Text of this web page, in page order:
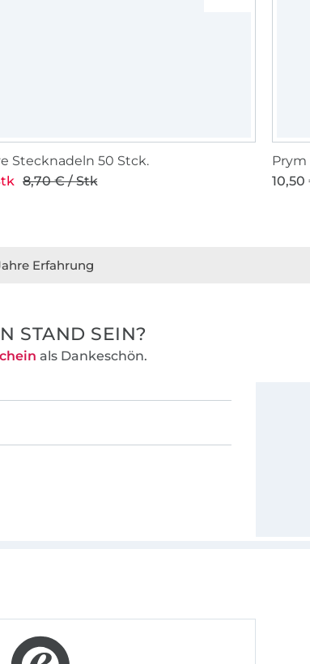
Stecknadeln 50 Stck.
8,70 € / Stk
Prym
Erfahrung
STAND SEIN?
als Dankeschön.